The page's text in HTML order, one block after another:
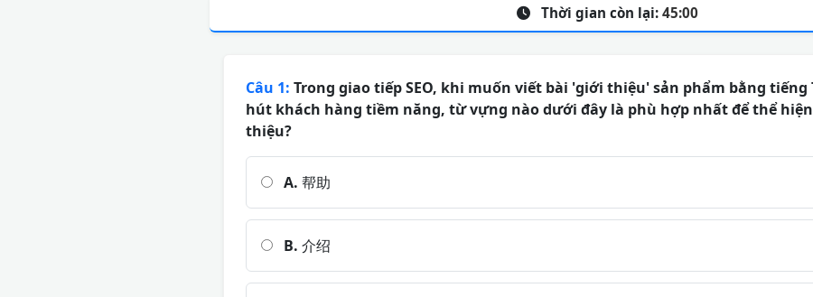
Thời gian còn lại: 45:00
Câu 1: Trong giao tiếp SEO, khi muốn viết bài 'giới thiệu' sản phẩm bằng tiếng
hút khách hàng tiềm năng, từ vựng nào dưới đây là phù hợp nhất để thể
thiệu?
A. 帮助
B. 介绍